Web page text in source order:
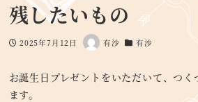
残したいもの
投稿日
2025年7月12日
著
有沙
カテゴリー
有沙
お誕生日プレゼントをいただいて、つく
ます。